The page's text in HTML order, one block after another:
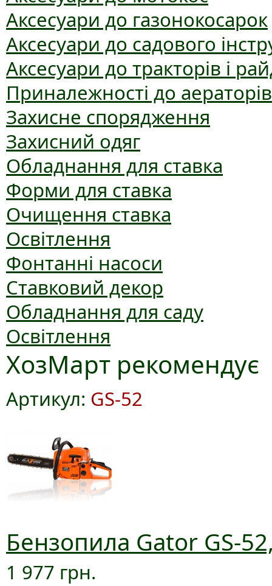
Аксесуари до газонокосарок
Аксесуари до садового
Аксесуари до тракторів і
Приналежності до аераторів
Захисне спорядження
Захисний одяг
Обладнання для ставка
Форми для ставка
Очищення ставка
Освітлення
Фонтанні насоси
Ставковий декор
Обладнання для саду
Освітлення
ХозМарт рекомендує
Артикул: GS-52
Бензопила Gator GS-
1 977 грн.